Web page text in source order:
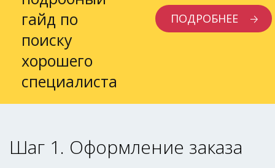
гайд по
поиску
хорошего
специалиста
ПОДРОБНЕЕ
Шаг 1. Оформление заказа